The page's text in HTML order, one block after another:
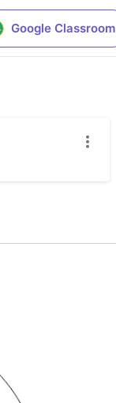
Google Classroom